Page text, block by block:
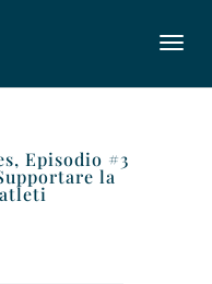
Episodio #3
la